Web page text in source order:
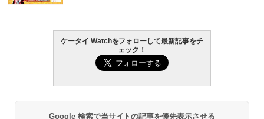
ケータイ Watchをフォローして最新記事をチ
ェック！
Google 検索で当サイトの記事を優先表示させる